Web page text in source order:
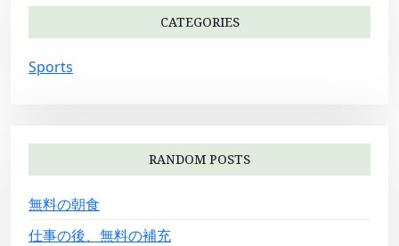
CATEGORIES
Sports
RANDOM POSTS
無料の朝食
仕事の後、無料の補充